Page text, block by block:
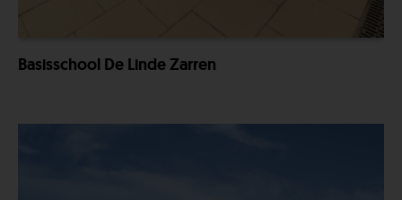
Basisschool De Linde Zarren